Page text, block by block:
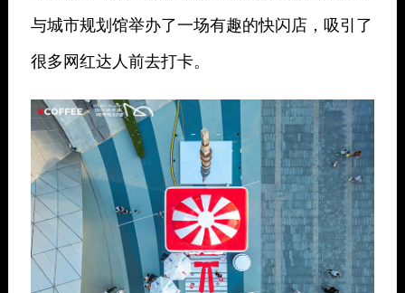
与城市规划馆举办了一场有趣的快闪店，吸引了
很多网红达人前去打卡。